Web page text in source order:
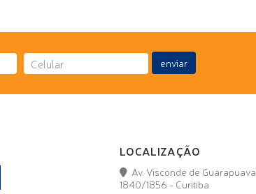
enviar
LOCALIZAÇÃO
Av. Visconde de Guarapuava,
1840/1856 - Curitiba